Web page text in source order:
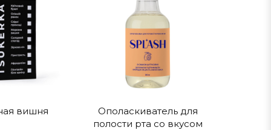
+25 ℃.
вишня
Ополаскиватель для
полости рта со вкусом